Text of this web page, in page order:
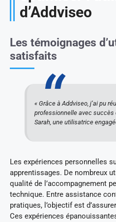
d’Addviseo
Les témoignages
satisfaits
« Grâce à Addviseo, j’ai pu
professionnelle avec succès
Sarah, une utilisatrice
Les expériences personnelles
apprentissages. De nombreux
qualité de l’accompagnement
technique. Entre assistance
pratiques, l’objectif est
Ces expériences